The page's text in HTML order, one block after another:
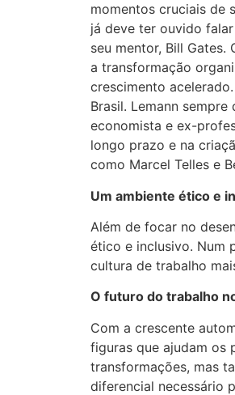
momentos cruciais de
já deve ter ouvido
seu mentor, Bill
a transformação
crescimento
Brasil. Lemann
economista e ex-
longo prazo e na
como Marcel Telles e
Um ambiente ético e
Além de focar no
ético e inclusivo. Num
cultura de trabalho
O futuro do trabalho
Com a crescente
figuras que ajudam os
transformações, mas
diferencial necessário